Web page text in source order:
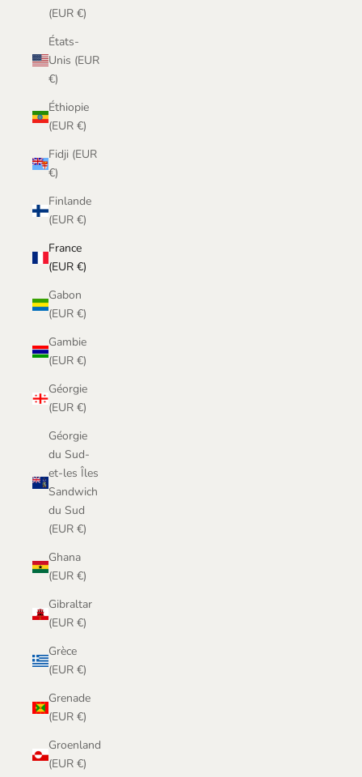
(EUR €)
États-
Unis (EUR
€)
Éthiopie
(EUR €)
Fidji (EUR
€)
Finlande
(EUR €)
France
(EUR €)
Gabon
(EUR €)
Gambie
(EUR €)
Géorgie
(EUR €)
Géorgie
du Sud-
et-les Îles
Sandwich
du Sud
(EUR €)
Ghana
(EUR €)
Gibraltar
(EUR €)
Grèce
(EUR €)
Grenade
(EUR €)
Groenland
(EUR €)